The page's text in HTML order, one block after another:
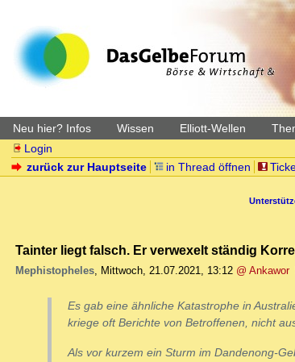
Neu hier? Infos Wissen Elliott-Wellen
Login
zurück zur Hauptseite
in Thread öffnen
Tainter liegt falsch. Er verwexelt ständig
Mephistopheles, Mittwoch, 21.07.2021, 13:12 @ Ankawor
Es gab eine ähnliche Katastrophe in
kriege oft Berichte von Betroffenen, nicht
Als vor kurzem ein Sturm im Dandenong-